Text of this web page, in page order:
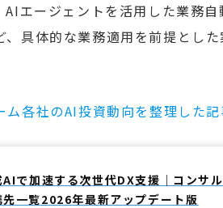
AIエージェントを活用した業務
、具体的な業務適用を前提とし
ム各社のAI投資動向を整理した
AIで加速する次世代DX支援｜コンサ
先一覧2026年最新アップデート版